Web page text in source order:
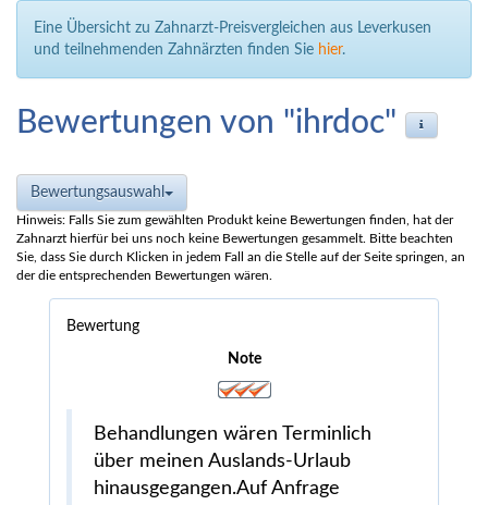
Eine Übersicht zu Zahnarzt-Preisvergleichen aus Leverkusen
und teilnehmenden Zahnärzten finden Sie hier.
Bewertungen von "ihrdoc"
Bewertungsauswahl
Hinweis: Falls Sie zum gewählten Produkt keine Bewertungen finden, hat der
Zahnarzt hierfür bei uns noch keine Bewertungen gesammelt. Bitte beachten
Sie, dass Sie durch Klicken in jedem Fall an die Stelle auf der Seite springen, an
der die entsprechenden Bewertungen wären.
Bewertung
Note
Behandlungen wären Terminlich
über meinen Auslands-Urlaub
hinausgegangen.Auf Anfrage